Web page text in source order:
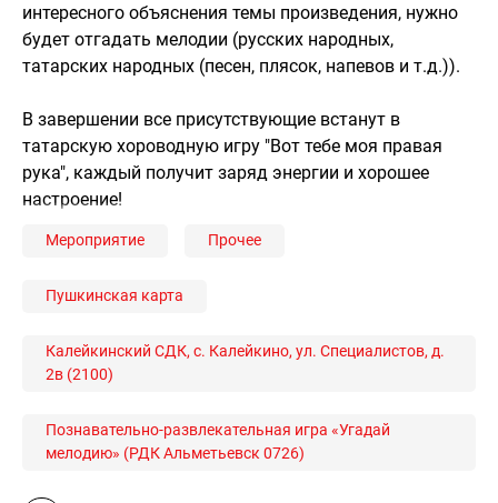
интересного объяснения темы произведения, нужно
будет отгадать мелодии (русских народных,
татарских народных (песен, плясок, напевов и т.д.)).
В завершении все присутствующие встанут в
татарскую хороводную игру "Вот тебе моя правая
рука", каждый получит заряд энергии и хорошее
настроение!
Мероприятие Прочее
Пушкинская карта
Калейкинский СДК, с. Калейкино, ул. Специалистов, д.
2в (2100)
Познавательно-развлекательная игра «Угадай
мелодию» (РДК Альметьевск 0726)